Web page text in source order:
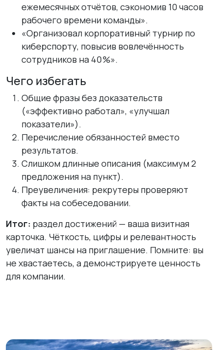
ежемесячных отчётов, сэкономив 10 часов
рабочего времени команды».
«Организовал корпоративный турнир по
киберспорту, повысив вовлечённость
сотрудников на 40 %».
Чего избегать
Общие фразы без доказательств
(«эффективно работал», «улучшал
показатели»).
Перечисление обязанностей вместо
результатов.
Слишком длинные описания (максимум 2
предложения на пункт).
Преувеличения: рекрутеры проверяют
факты на собеседовании.
Итог: раздел достижений — ваша визитная
карточка. Чёткость, цифры и релевантность
увеличат шансы на приглашение. Помните: вы
не хвастаетесь, а демонстрируете ценность
для компании.